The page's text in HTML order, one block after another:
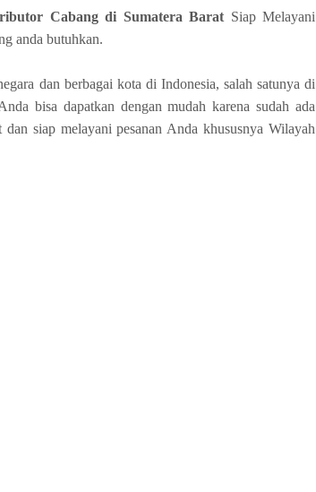
Cabang di Sumatera BaratSiap Melayani
anda butuhkan.
dan berbagai kota di Indonesia, salah satunya di
bisa dapatkan dengan mudah karena sudah ada
siap melayani pesanan Anda khususnya Wilayah